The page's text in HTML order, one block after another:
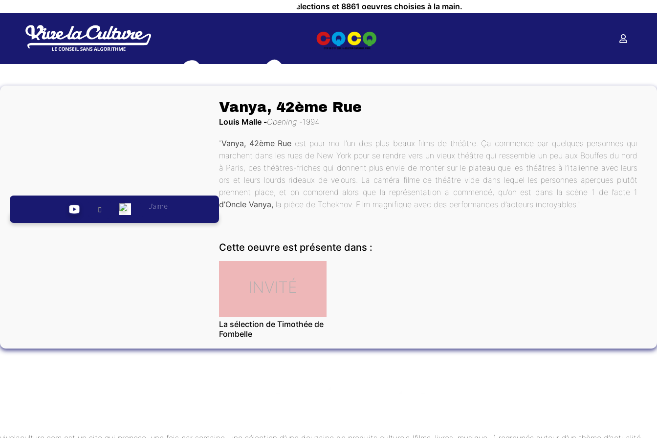
Vive la Culture ! c'est 757 sélections et 8861 oeuvres choisies à la main.
QUI SOMMES-NOUS ?
NEWSLETTER
J’aime
Vanya, 42ème Rue
Louis Malle Opening 1994
"Vanya, 42ème Rue est pour moi l’un des plus beaux films de théâtre. Ça commence par quelques personnes qui
marchent dans les rues de New York pour se rendre vers un vieux théâtre qui ressemble un peu aux Bouffes du nord
à Paris, ces théâtres-friches qui donnent plus envie de monter sur le plateau que les théâtres à l’italienne avec leurs
ors et leurs lourds rideaux de velours. La caméra filme ce théâtre vide dans lequel les personnes aperçues plutôt
prennent place, et on comprend alors que la représentation a commencé, qu’on est dans la scène 1 de l’acte 1
d’Oncle Vanya, la pièce de Tchekhov. Film magnifique avec des performances d’acteurs incroyables."
Cette oeuvre est présente dans :
INVITÉ
La sélection de Timothée de
Fombelle